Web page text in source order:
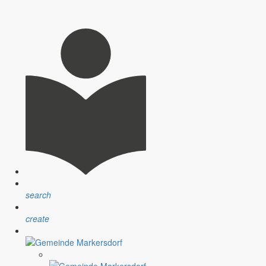
search
create
in unserer Gemeinde und auch den Angehörigen, die
junge Leute kommen wieder zurück in unsere Region. Da
Glühwein und gebrannten Mandeln steigt einem von
kurzzeitig in den Hintergrund treten.
vom Juli 2012. Die Schäden vom 05. bis 08.07.2012 werden